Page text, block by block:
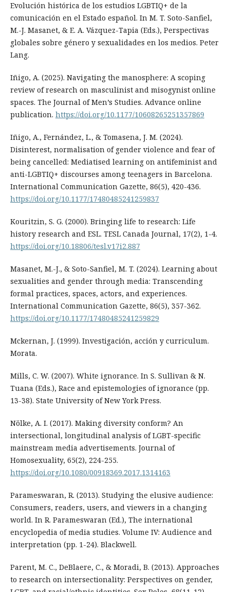
Evolución histórica de los estudios LGBTIQ+ de la
comunicación en el Estado español. In M. T. Soto-Sanfiel,
M.-J. Masanet, & E. A. Vázquez-Tapia (Eds.), Perspectivas
globales sobre género y sexualidades en los medios. Peter
Lang.
Iñigo, A. (2025). Navigating the manosphere: A scoping
review of research on masculinist and misogynist online
spaces. The Journal of Men’s Studies. Advance online
publication. https://doi.org/10.1177/10608265251357869
Iñigo, A., Fernández, L., & Tomasena, J. M. (2024).
Disinterest, normalisation of gender violence and fear of
being cancelled: Mediatised learning on antifeminist and
anti-LGBTIQ+ discourses among teenagers in Barcelona.
International Communication Gazette, 86(5), 420-436.
https://doi.org/10.1177/17480485241259837
Kouritzin, S. G. (2000). Bringing life to research: Life
history research and ESL. TESL Canada Journal, 17(2), 1-4.
https://doi.org/10.18806/tesl.v17i2.887
Masanet, M.-J., & Soto-Sanfiel, M. T. (2024). Learning about
sexualities and gender through media: Transcending
formal practices, spaces, actors, and experiences.
International Communication Gazette, 86(5), 357-362.
https://doi.org/10.1177/17480485241259829
Mckernan, J. (1999). Investigación, acción y curriculum.
Morata.
Mills, C. W. (2007). White ignorance. In S. Sullivan & N.
Tuana (Eds.), Race and epistemologies of ignorance (pp.
13-38). State University of New York Press.
Nölke, A. I. (2017). Making diversity conform? An
intersectional, longitudinal analysis of LGBT-specific
mainstream media advertisements. Journal of
Homosexuality, 65(2), 224-255.
https://doi.org/10.1080/00918369.2017.1314163
Parameswaran, R. (2013). Studying the elusive audience:
Consumers, readers, users, and viewers in a changing
world. In R. Parameswaran (Ed.), The international
encyclopedia of media studies. Volume IV: Audience and
interpretation (pp. 1-24). Blackwell.
Parent, M. C., DeBlaere, C., & Moradi, B. (2013). Approaches
to research on intersectionality: Perspectives on gender,